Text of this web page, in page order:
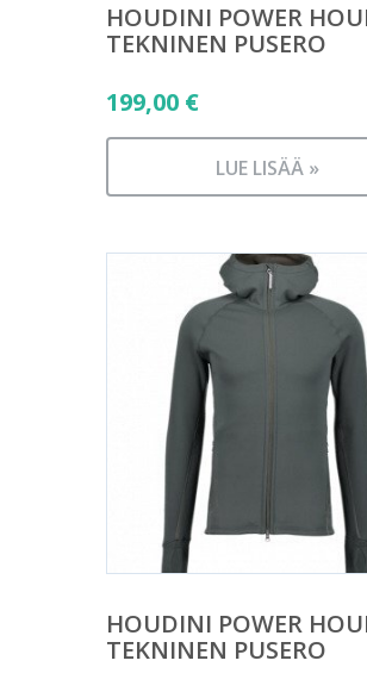
HOUDINI POWER
TEKNINEN PUSERO
199,00 €
LUE LISÄÄ »
HOUDINI POWER
TEKNINEN PUSERO